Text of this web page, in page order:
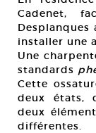
Cadenet,
Desplanques
installer une
Une
standards
Cette
deux états,
deux
différentes.